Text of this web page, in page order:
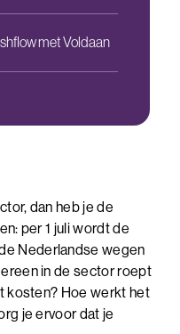
met Voldaan
dan heb je de
per 1 juli wordt de
Nederlandse wegen
in de sector roept
kosten? Hoe werkt het
je ervoor dat je